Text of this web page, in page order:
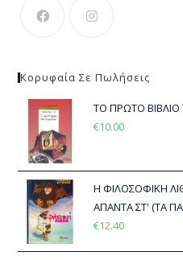
Κορυφαία Σε Πωλήσεις
ΤΟ ΠΡΩΤΟ
€10.00
Η ΦΙΛΟΣΟΦΙΚΗ
ΑΠΑΝΤΑ ΣΤ' (ΤΑ
€12.40